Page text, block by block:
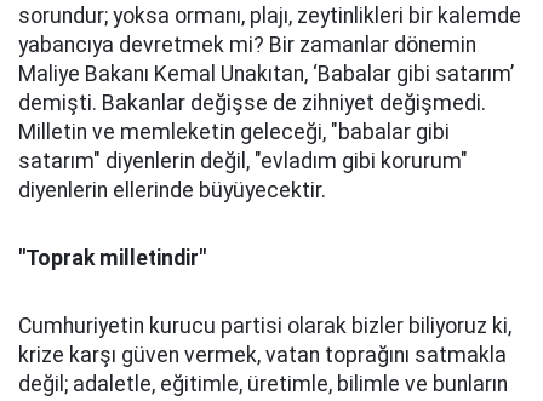
sorundur; yoksa ormanı, plajı, zeytinlikleri bir kalemde
yabancıya devretmek mi? Bir zamanlar dönemin
Maliye Bakanı Kemal Unakıtan, ‘Babalar gibi satarım’
demişti. Bakanlar değişse de zihniyet değişmedi.
Milletin ve memleketin geleceği, "babalar gibi
satarım" diyenlerin değil, "evladım gibi korurum"
diyenlerin ellerinde büyüyecektir.
"Toprak milletindir"
Cumhuriyetin kurucu partisi olarak bizler biliyoruz ki,
krize karşı güven vermek, vatan toprağını satmakla
değil; adaletle, eğitimle, üretimle, bilimle ve bunların